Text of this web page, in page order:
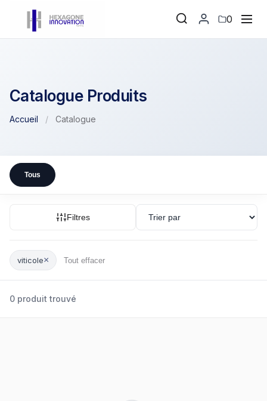
0
Catalogue Produits
Accueil / Catalogue
Tous
Filtres
viticole× Tout effacer
0 produit trouvé